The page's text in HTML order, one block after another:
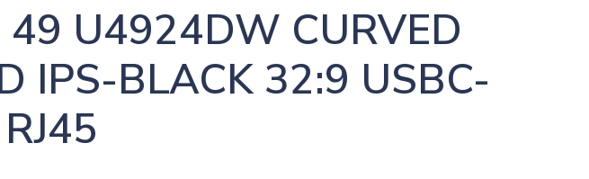
49 U4924DW CURVED
IPS-BLACK 32:9 USBC-